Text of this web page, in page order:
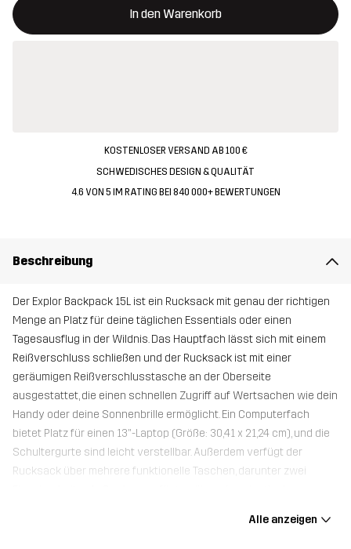
In den Warenkorb
KOSTENLOSER VERSAND AB 100 €
SCHWEDISCHES DESIGN & QUALITÄT
4.6 VON 5 IM RATING BEI 840 000+ BEWERTUNGEN
Beschreibung
Der Explor Backpack 15L ist ein Rucksack mit genau der richtigen
Menge an Platz für deine täglichen Essentials oder einen
Tagesausflug in der Wildnis. Das Hauptfach lässt sich mit einem
Reißverschluss schließen und der Rucksack ist mit einer
geräumigen Reißverschlusstasche an der Oberseite
ausgestattet, die einen schnellen Zugriff auf Wertsachen wie dein
Handy oder deine Sonnenbrille ermöglicht. Ein Computerfach
bietet Platz für einen 13"-Laptop (Größe: 30,41 x 21,24 cm), und die
Schultergurte sind leicht verstellbar. Außerdem verfügt der
Rucksack über mehrere funktionelle Taschen, darunter zwei
oder eine nasse Jacke verstauen muss. Dieser Rucksack ist für
Alle anzeigen